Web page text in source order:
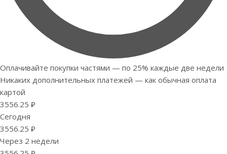
Оплачивайте покупки частями — по 25% каждые две недели
Никаких дополнительных платежей — как обычная оплата
картой
3556.25 ₽
Сегодня
3556.25 ₽
Через 2 недели